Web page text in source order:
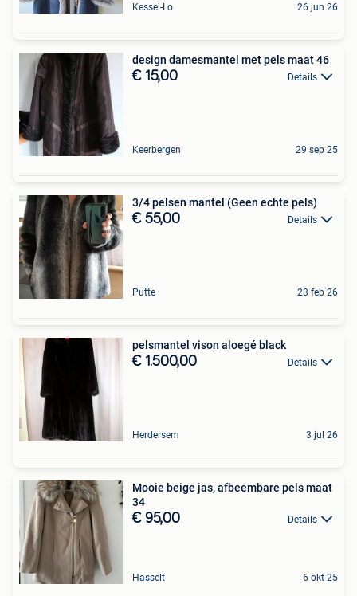
Kessel-Lo 26 jun 26
design damesmantel met pels maat 46
€ 15,00 Details
Keerbergen 29 sep 25
3/4 pelsen mantel (Geen echte pels)
€ 55,00 Details
Putte 23 feb 26
pelsmantel vison aloegé black
€ 1.500,00 Details
Herdersem 3 jul 26
Mooie beige jas, afbeembare pels maat
34
€ 95,00 Details
Hasselt 6 okt 25